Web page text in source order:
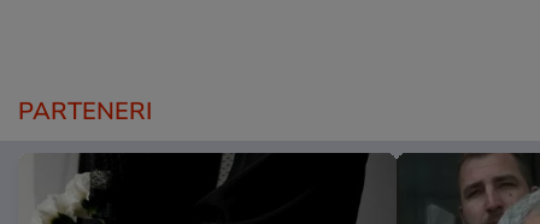
PARTENERI